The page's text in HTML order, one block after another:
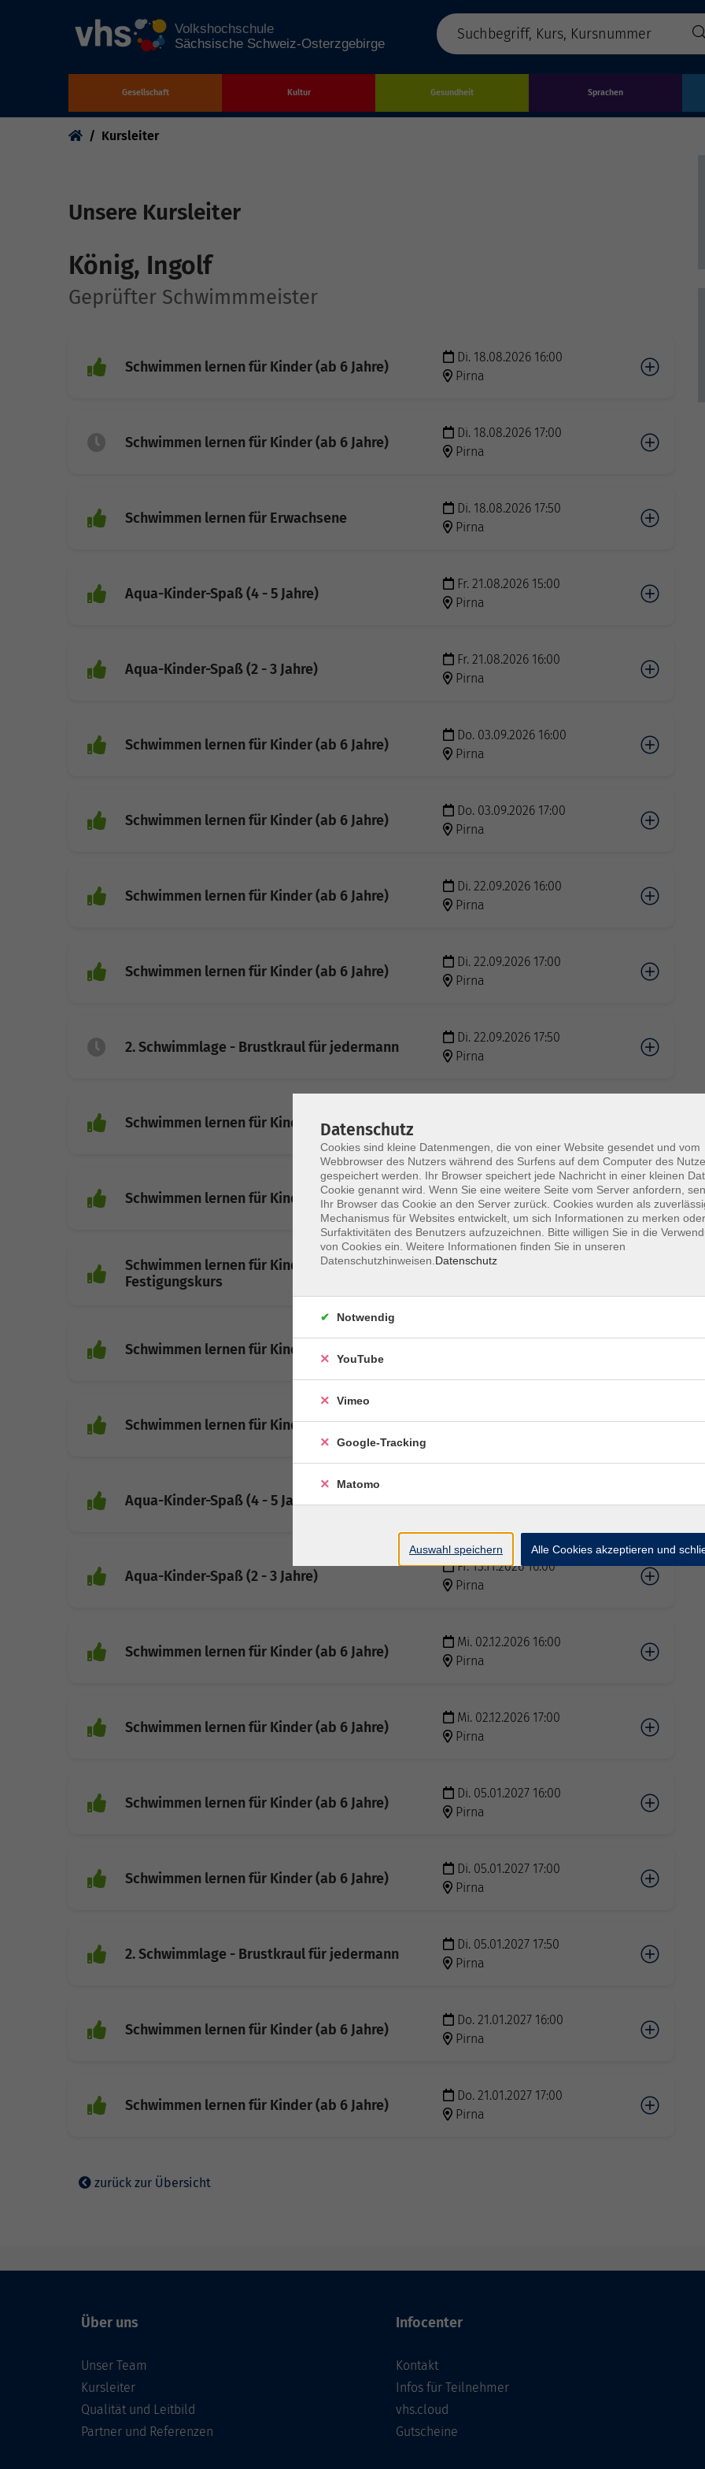
Gesellschaft Kultur Gesundheit Sprachen
Kursleiter
Unsere Kursleiter
König, Ingolf
Geprüfter Schwimmmeister
Schwimmen lernen für Kinder (ab 6 Jahre)
Di. 18.08.2026 16:00
Pirna
Schwimmen lernen für Kinder (ab 6 Jahre)
Di. 18.08.2026 17:00
Pirna
Schwimmen lernen für Erwachsene
Di. 18.08.2026 17:50
Pirna
Aqua-Kinder-Spaß (4 - 5 Jahre)
Fr. 21.08.2026 15:00
Pirna
Aqua-Kinder-Spaß (2 - 3 Jahre)
Fr. 21.08.2026 16:00
Pirna
Schwimmen lernen für Kinder (ab 6 Jahre)
Do. 03.09.2026 16:00
Pirna
Schwimmen lernen für Kinder (ab 6 Jahre)
Do. 03.09.2026 17:00
Pirna
Schwimmen lernen für Kinder (ab 6 Jahre)
Di. 22.09.2026 16:00
Pirna
Schwimmen lernen für Kinder (ab 6 Jahre)
Di. 22.09.2026 17:00
Pirna
2. Schwimmlage - Brustkraul für jedermann
Di. 22.09.2026 17:50
Pirna
Schwimmen lernen für Kinder (ab 6 Jahre)
Schwimmen lernen für Kinder (ab 6 Jahre)
Di. 27.10.2026 17:00
Pirna
Schwimmen lernen für Kinder (ab 6 Jahre) -
Festigungskurs
Di. 10.11.2026 17:50
Schwimmen lernen für Kinder (ab 6 Jahre)
Do. 12.11.2026 16:00
Schwimmen lernen für Kinder (ab 6 Jahre)
Aqua-Kinder-Spaß (4 - 5 Jahre)
Pirna
Aqua-Kinder-Spaß (2 - 3 Jahre)
Fr. 13.11.2026 16:00
Pirna
Schwimmen lernen für Kinder (ab 6 Jahre)
Mi. 02.12.2026 16:00
Pirna
Schwimmen lernen für Kinder (ab 6 Jahre)
Mi. 02.12.2026 17:00
Pirna
Schwimmen lernen für Kinder (ab 6 Jahre)
Di. 05.01.2027 16:00
Pirna
Schwimmen lernen für Kinder (ab 6 Jahre)
Di. 05.01.2027 17:00
Pirna
2. Schwimmlage - Brustkraul für jedermann
Di. 05.01.2027 17:50
Pirna
Schwimmen lernen für Kinder (ab 6 Jahre)
Do. 21.01.2027 16:00
Pirna
Schwimmen lernen für Kinder (ab 6 Jahre)
Do. 21.01.2027 17:00
Pirna
zurück zur Übersicht
Über uns
Unser Team
Kursleiter
Qualität und Leitbild
Partner und Referenzen
Infocenter
Kontakt
Infos für Teilnehmer
vhs.cloud
Gutscheine
Datenschutz
Cookies sind kleine Datenmengen, die von einer Website gesendet und vom
Webbrowser des Nutzers während des Surfens auf dem Computer des
gespeichert werden. Ihr Browser speichert jede Nachricht in einer kleinen
Cookie genannt wird. Wenn Sie eine weitere Seite vom Server anfordern,
Ihr Browser das Cookie an den Server zurück. Cookies wurden als
Mechanismus für Websites entwickelt, um sich Informationen zu merken
Surfaktivitäten des Benutzers aufzuzeichnen. Bitte willigen Sie in die
von Cookies ein. Weitere Informationen finden Sie in unseren
Datenschutzhinweisen. Datenschutz
Notwendig
YouTube
Vimeo
Google-Tracking
Matomo
Auswahl speichern Alle Cookies akzeptieren und